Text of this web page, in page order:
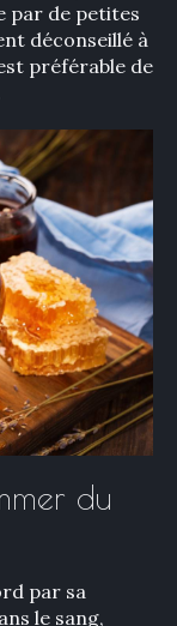
par de petites
déconseillé à
préférable de
du
par sa
le sang,
×